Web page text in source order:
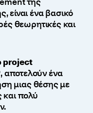
είναι ένα βασικό
θεωρητικές και
project
, αποτελούν ένα
μιας θέσης με
και πολύ